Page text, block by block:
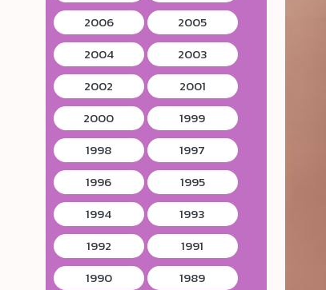
2006
2005
2004
2003
2002
2001
2000
1999
1998
1997
1996
1995
1994
1993
1992
1991
1990
1989